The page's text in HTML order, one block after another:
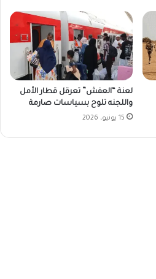
لعنة “العفش” تعرقل قطار الأمل
واللجنه تلوح بسياسات صارمة
15 يونيو، 2026